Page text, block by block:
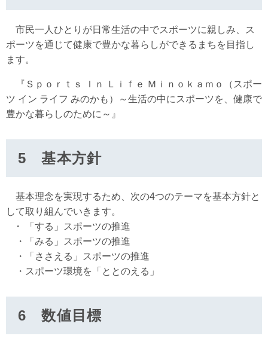
市民一人ひとりが日常生活の中でスポーツに親しみ、ス
ポーツを通じて健康で豊かな暮らしができるまちを目指し
ます。
『Ｓｐｏｒｔｓ Ｉｎ Ｌｉｆｅ Ｍｉｎｏｋａｍｏ（スポー
ツ イン ライフ みのかも）～生活の中にスポーツを、健康で
豊かな暮らしのために～』
5 基本方針
基本理念を実現するため、次の4つのテーマを基本方針と
して取り組んでいきます。
・ 「する」スポーツの推進
・「みる」スポーツの推進
・「ささえる」スポーツの推進
・スポーツ環境を「ととのえる」
6 数値目標